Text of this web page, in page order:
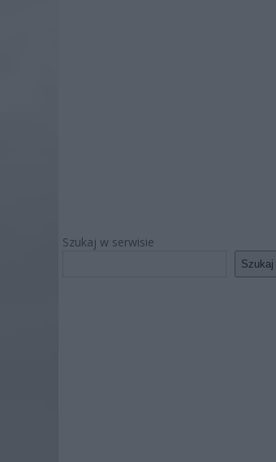
Szukaj w serwisie
Szukaj